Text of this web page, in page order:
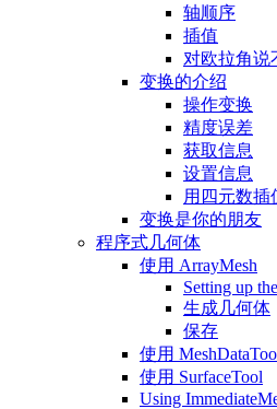
轴顺序
插值
对欧拉角说
变换的介绍
操作变换
精度误差
获取信息
设置信息
用四元数插
变换是你的朋友
程序式几何体
使用 ArrayMesh
Setting up
生成几何体
保存
使用
使用 SurfaceTool
Using